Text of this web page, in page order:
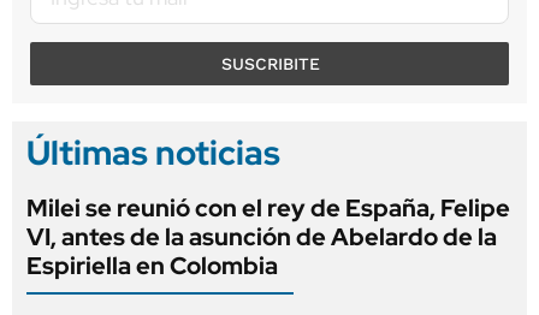
SUSCRIBITE
Últimas noticias
Milei se reunió con el rey de España, Felipe
VI, antes de la asunción de Abelardo de la
Espiriella en Colombia